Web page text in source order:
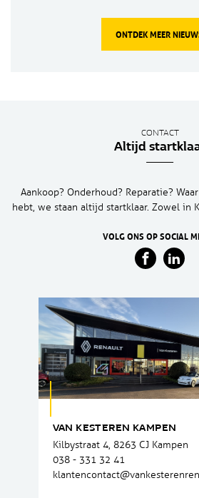
ONTDEK MEER
CONTACT
Altijd
Aankoop? Onderhoud? Reparatie?
hebt, we staan altijd startklaar. Zowel in
VOLG ONS OP SOCIAL
VAN KESTEREN KAMPEN
Kilbystraat 4, 8263 CJ Kampen
038 - 331 32 41